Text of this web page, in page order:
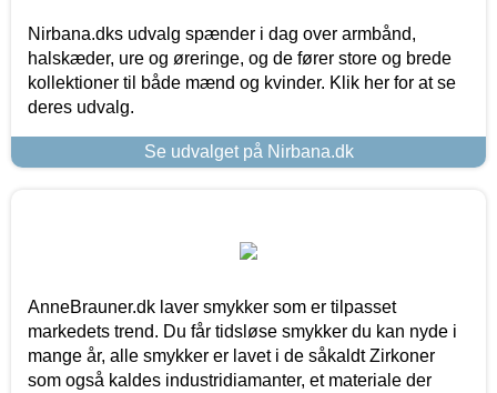
Nirbana.dks udvalg spænder i dag over armbånd,
halskæder, ure og øreringe, og de fører store og brede
kollektioner til både mænd og kvinder. Klik her for at se
deres udvalg.
Se udvalget på Nirbana.dk
AnneBrauner.dk laver smykker som er tilpasset
markedets trend. Du får tidsløse smykker du kan nyde i
mange år, alle smykker er lavet i de såkaldt Zirkoner
som også kaldes industridiamanter, et materiale der